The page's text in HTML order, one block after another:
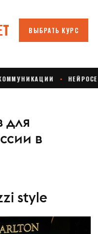
в
style